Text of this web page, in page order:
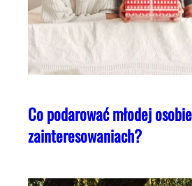
Co podarować młodej
zainteresowaniach?